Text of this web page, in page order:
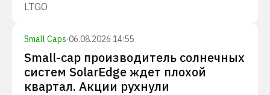
LTGO
Small Caps·06.08.2026 14:55
Small-cap производитель солнечных
систем SolarEdge ждет плохой
квартал. Акции рухнули